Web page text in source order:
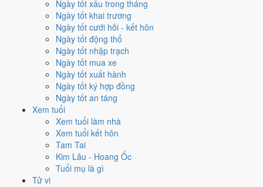
Ngày tốt xấu trong tháng
Ngày tốt khai trương
Ngày tốt cưới hỏi - kết hôn
Ngày tốt động thổ
Ngày tốt nhập trạch
Ngày tốt mua xe
Ngày tốt xuất hành
Ngày tốt ký hợp đồng
Ngày tốt an táng
Xem tuổi
Xem tuổi làm nhà
Xem tuổi kết hôn
Tam Tai
Kim Lâu - Hoang Ốc
Tuổi mụ là gì
Tử vi
Tìm hiểu cách chấm:Trực Bế nghĩa là gì
phân biệt Hoàng Đạo - Hắc Đạo·Can Chi và Ngũ hành ngày
Điểm số tổng hợp từ Trực, Sao 28 Tú và Hoàng Đạo - Hắc Đạo.
sánh cả tháng
Nếu ngày 27/8/2021 không hợp
việc của bạn thì sao?
Ngày 27/8 bị chấm thấp không có nghĩa phải hoãn hết. Hai việc bị
chấm thấp nhất hôm nay là học hành (4/10) và trồng cây (4/10)
2 cách hạ rủi romà vẫn giữ được lịch của bạn.
Không cần dời ngày vì 30 ngày quanh 27/8/2021 không có ngày nào
điểm cao hơn 4.0/10của hôm nay. Việc
nên có thể đẩy sớm ngay trong ngày.